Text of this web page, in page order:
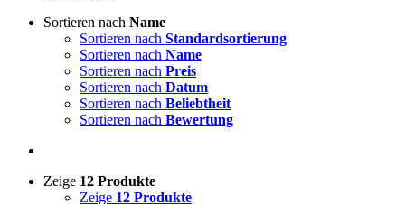
Sortieren nach Name
Sortieren nach Standardsortierung
Sortieren nach Name
Sortieren nach Preis
Sortieren nach Datum
Sortieren nach Beliebtheit
Sortieren nach Bewertung
Zeige 12 Produkte
Zeige 12 Produkte